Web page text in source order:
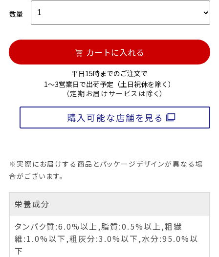
数量
カートに入れる
平日15時までのご注文で
1～3営業日で出荷予定（土日祝休を除く）
（定期お届けサービスは除く）
購入可能な店舗を見る
※実際にお届けする商品とパッケージデザインが異なる場
合がございます。
栄養成分
タンパク質:6.0%以上,脂質:0.5%以上,粗繊
維:1.0%以下,粗灰分:3.0%以下,水分:95.0%以
下